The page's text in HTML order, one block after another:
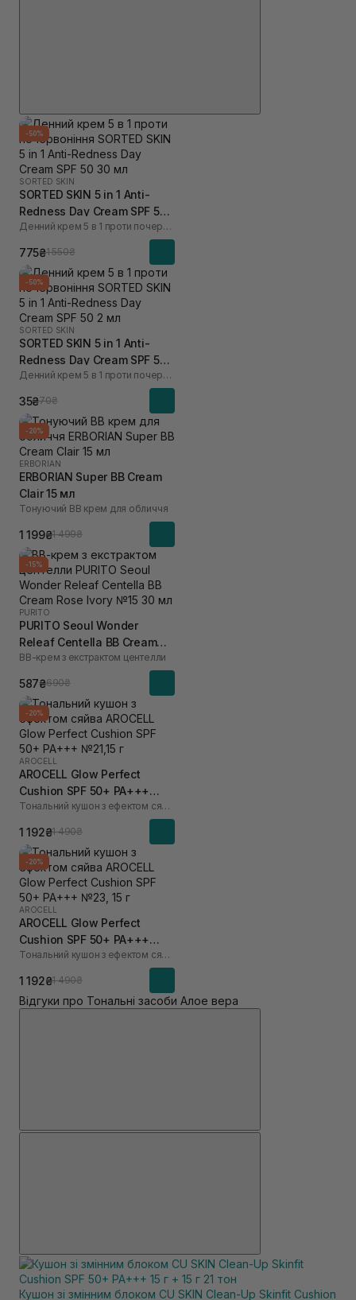
-50%
SORTED SKIN
SORTED SKIN 5 in 1 Anti-
Redness Day Cream SPF 50
30 мл
Денний крем 5 в 1 проти почервоніння
775₴1 550₴
-50%
SORTED SKIN
SORTED SKIN 5 in 1 Anti-
Redness Day Cream SPF 50
2 мл
Денний крем 5 в 1 проти почервоніння
35₴70₴
-20%
ERBORIAN
ERBORIAN Super ВВ Cream
Clair 15 мл
Тонуючий BB крем для обличчя
1 199₴1 499₴
-15%
PURITO
PURITO Seoul Wonder
Releaf Centella BB Cream
Rose Ivory №15 30 мл
ВВ-крем з екстрактом центелли
587₴690₴
-20%
AROCELL
AROCELL Glow Perfect
Cushion SPF 50+ PA+++
№21,15 г
Тональний кушон з ефектом сяйва
1 192₴1 490₴
-20%
AROCELL
AROCELL Glow Perfect
Cushion SPF 50+ PA+++
№23, 15 г
Тональний кушон з ефектом сяйва
1 192₴1 490₴
Відгуки про Тональні засоби Алое вера
Кушон зі змінним блоком CU SKIN Clean-Up Skinfit Cushion